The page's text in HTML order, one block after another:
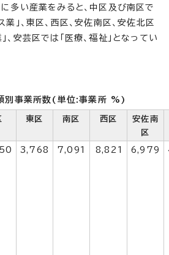
多い産業をみると、中区及び南区で
業」、東区、西区、安佐南区、安佐北区
、安芸区では「医療、福祉」となってい
事業所数(単位:事業所 %)
東区 南区 西区
安佐南
区
3,768 7,091 8,821 6,979